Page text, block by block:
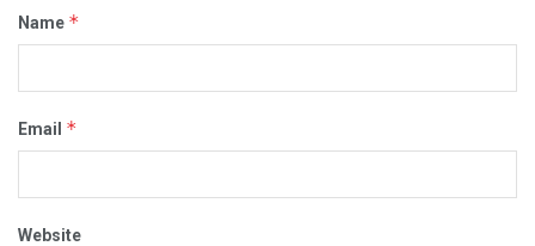
Name *
Email *
Website